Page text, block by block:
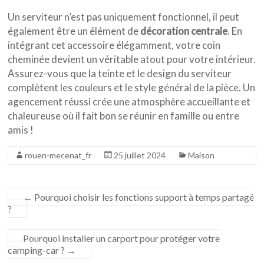
Un serviteur n’est pas uniquement fonctionnel, il peut
également être un élément dedécoration centrale. En
intégrant cet accessoire élégamment, votre coin
cheminée devient un véritable atout pour votre intérieur.
Assurez-vous que la teinte et le design du serviteur
complètent les couleurs et le style général de la pièce. Un
agencement réussi crée une atmosphère accueillante et
chaleureuse où il fait bon se réunir en famille ou entre
amis !
rouen-mecenat_fr 25 juillet 2024 Maison
← Pourquoi choisir les fonctions support à temps partagé
?
Pourquoi installer un carport pour protéger votre
camping-car ? →